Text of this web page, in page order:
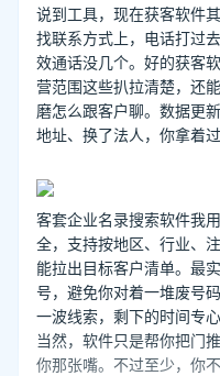
说到工具，现在获客软件
找联系方式上，电话打过
效通话没几个。好的获客
营范围这些扒拉清楚，还
磨怎么跟客户聊。数据更
地址、换了法人，你拿着
客套企业名录搜索软件我
全，支持按地区、行业、
能拉出目标客户清单。最
号，避免你对着一堆废号
一波线索，剩下的时间专
当然，软件只是帮你把门
你那张嘴。不过至少，你